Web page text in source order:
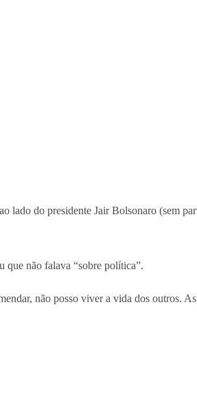
lado do presidente Jair Bolsonaro (sem
que não falava “sobre política”.
não posso viver a vida dos outros.